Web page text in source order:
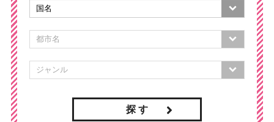
探 す